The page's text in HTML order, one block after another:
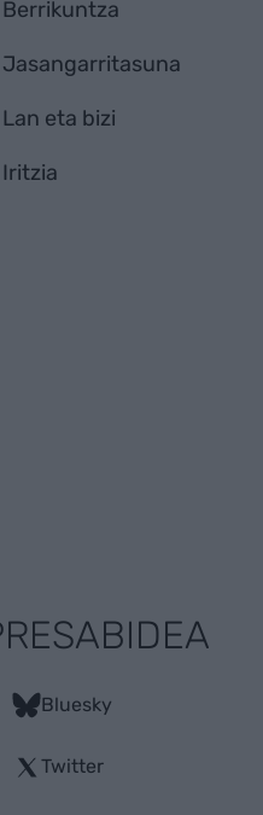
Berrikuntza
Jasangarritasuna
Lan eta bizi
Iritzia
Bluesky
Twitter